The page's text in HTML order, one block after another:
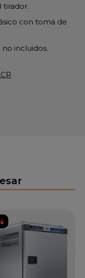
tirador.
con toma de
incluidos.